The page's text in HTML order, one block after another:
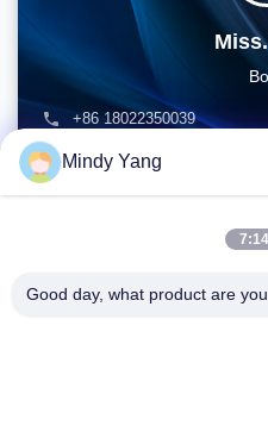
+86 18022350039
admin@gzweixing.com
Mindy Yang
Good day, what product are